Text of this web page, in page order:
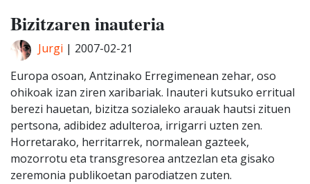
Bizitzaren inauteria
Jurgi | 2007-02-21
Europa osoan, Antzinako Erregimenean zehar, oso
ohikoak izan ziren xaribariak. Inauteri kutsuko erritual
berezi hauetan, bizitza sozialeko arauak hautsi zituen
pertsona, adibidez adulteroa, irrigarri uzten zen.
Horretarako, herritarrek, normalean gazteek,
mozorrotu eta transgresorea antzezlan eta gisako
zeremonia publikoetan parodiatzen zuten.